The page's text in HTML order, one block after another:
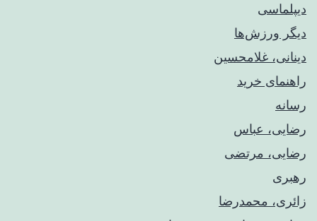
دیپلماسی
دیگر ورزش‌ها
دینانی، غلامحسین
راهنمای خريد
رسانه
رضایی، عباس
رضایی، مرتضی
رهبری
زائری، محمدرضا